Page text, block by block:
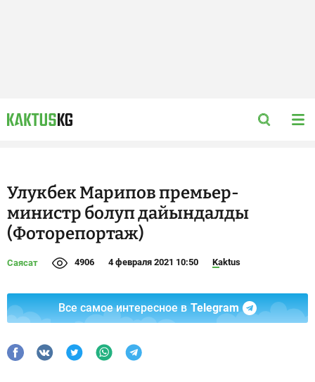
Улукбек Марипов премьер-
министр болуп дайындалды
(Фоторепортаж)
Саясат 4906 4 февраля 2021 10:50 Kaktus
Все самое интересное в Telegram